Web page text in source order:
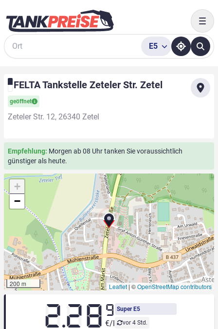
Suche
E5
FELTA Tankstelle Zeteler Str. Zetel
geöffnet
Zeteler Str. 12, 26340 Zetel
Empfehlung: Morgen ab 08 Uhr tanken Sie voraussichtlich
günstiger als heute.
+
−
200 m Leaflet|©OpenStreetMap contributors
Super E5
vor 4 Std.
2.28 9
€/l